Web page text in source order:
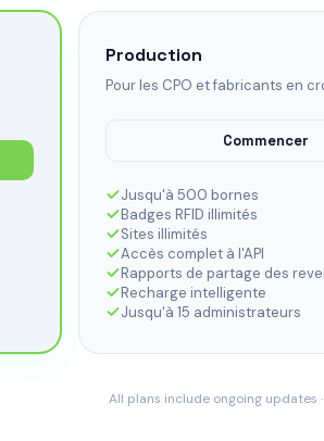
Production
Pour les CPO et fabricants en
Commencer
Jusqu'à 500 bornes
Badges RFID illimités
Sites illimités
Accès complet à l'API
Rapports de partage des
Recharge intelligente
Jusqu'à 15 administrateurs
All plans include ongoing updates